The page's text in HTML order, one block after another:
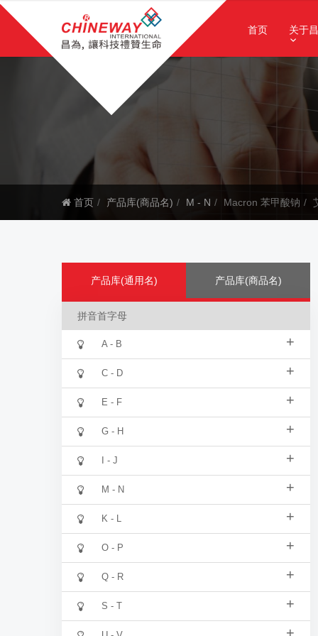
首页 关于
首页 产品库(商品名) M - N Macron 苯甲酸钠
产品库(通用名) 产品库(商品名)
拼音首字母
A - B +
C - D +
E - F +
G - H +
I - J +
M - N +
K - L +
O - P +
Q - R +
S - T +
+